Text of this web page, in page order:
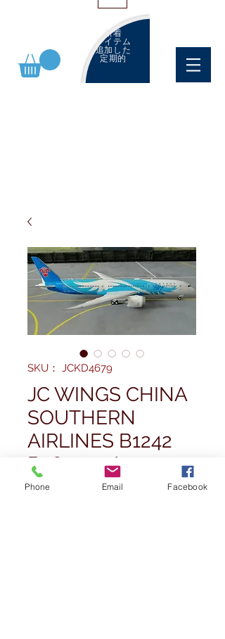
新着
アイテム
追加した
定期的
SKU： JCKD4679
JC WINGS CHINA
SOUTHERN
AIRLINES B1242
B787-9 1/400
£35.00 価
Phone Email Facebook